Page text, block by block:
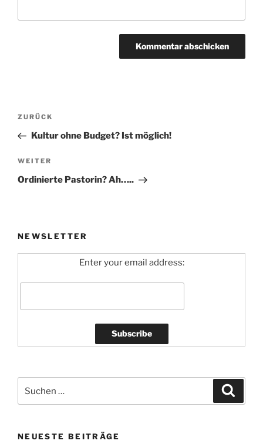
Beitragsnavigation
Vorheriger
Beitrag
ZURÜCK
Kultur ohne Budget? Ist möglich!
Nächster
Beitrag
WEITER
Ordinierte Pastorin? Ah…..
NEWSLETTER
Enter your email address:
nach:
NEUESTE BEITRÄGE